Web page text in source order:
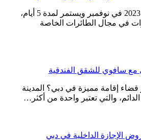
يقام معرض دبي للطيران 2023 في نوفمبر ويستمر لمدة 5 أيام،
في مجال الطائرات الخاصة
سافوي للشقق الفندقية
إقامة مميزة في دبي؟ المدينة
الدائم، والتي تعتبر واحدة من أكثر…
الإجازة الداخلية في دبي